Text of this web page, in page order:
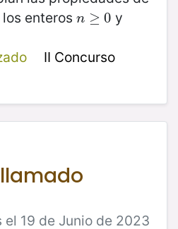
enteros n ≥ 0
n≥0 y
II Concurso
llamado
el 19 de Junio de 2023